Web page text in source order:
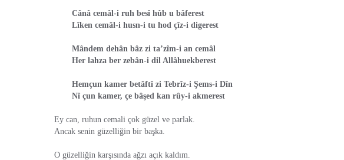
Cânâ cemâl-i ruh besî hûb u bâferest
Lîken cemâl-i husn-i tu hod çîz-i digerest
Mândem dehân bâz zi ta’zîm-i an cemâl
Her lahza ber zebân-i dil Allâhuekberest
Hemçun kamer betâftî zi Tebrîz-i Şems-i Dîn
Nî çun kamer, çe bâşed kan rûy-i akmerest
Ey can, ruhun cemali çok güzel ve parlak.
Ancak senin güzelliğin bir başka.
O güzelliğin karşısında ağzı açık kaldım.